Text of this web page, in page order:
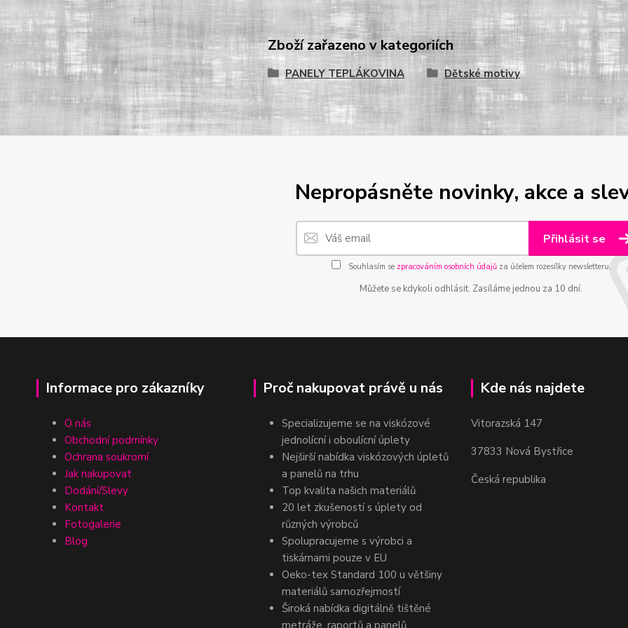
Zboží zařazeno v kategoriích
PANELY TEPLÁKOVINA Dětské motivy
Nepropásněte novinky, akce a
Přihlásit se
Souhlasím se zpracováním osobních údajůza účelem rozesílky newsletteru.
Můžete se kdykoli odhlásit. Zasíláme jednou za 10 dní.
Informace pro zákazníky
O nás
Obchodní podmínky
Ochrana soukromí
Jak nakupovat
Dodání/Slevy
Kontakt
Fotogalerie
Blog
Proč nakupovat právě u nás
Specializujeme se na viskózové
jednolícní i oboulícní úplety
Nejširší nabídka viskózových úpletů
a panelů na trhu
Top kvalita našich materiálů
20 let zkušeností s úplety od
různých výrobců
Spolupracujeme s výrobci a
tiskárnami pouze v EU
Oeko-tex Standard 100 u většiny
materiálů samozřejmostí
Široká nabídka digitálně tištěné
Kde nás najdete
Vitorazská 147
37833 Nová Bystřice
Česká republika